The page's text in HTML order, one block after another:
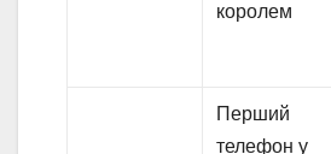
королем
Перший
телефон у